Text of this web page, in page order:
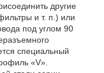
другие
и т. п.) или
под углом 90
специальный
«V».